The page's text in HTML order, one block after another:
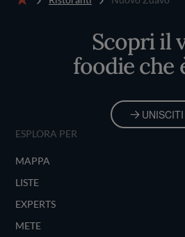
Scopri il
foodie che
UNISCITI
ESPLORA PER
MAPPA
LISTE
EXPERTS
METE